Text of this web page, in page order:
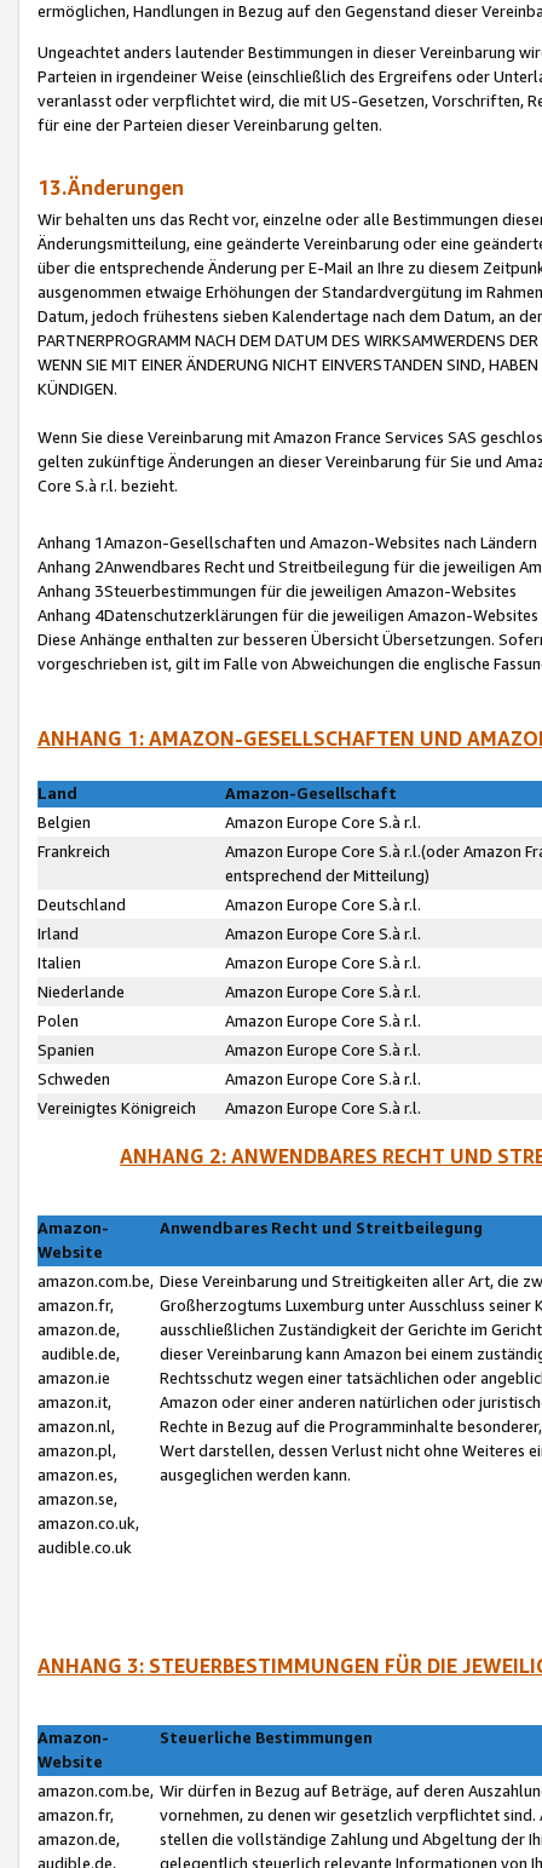
ermöglichen, Handlungen in Bezug auf den Gegenstand dieser
Ungeachtet anders lautender Bestimmungen in dieser Vereinbarung
Parteien in irgendeiner Weise (einschließlich des Ergreifens oder
veranlasst oder verpflichtet wird, die mit US-Gesetzen, Vorschriften,
für eine der Parteien dieser Vereinbarung gelten.
13.Änderungen
Wir behalten uns das Recht vor, einzelne oder alle Bestimmungen
Änderungsmitteilung, eine geänderte Vereinbarung oder eine
über die entsprechende Änderung per E-Mail an Ihre zu diesem
ausgenommen etwaige Erhöhungen der Standardvergütung im
Datum, jedoch frühestens sieben Kalendertage nach dem Datum, an
PARTNERPROGRAMM NACH DEM DATUM DES WIRKSAMWERDENS
WENN SIE MIT EINER ÄNDERUNG NICHT EINVERSTANDEN SIND,
KÜNDIGEN.
Wenn Sie diese Vereinbarung mit Amazon France Services SAS
gelten zukünftige Änderungen an dieser Vereinbarung für Sie und
Core S.à r.l. bezieht.
Anhang 1Amazon-Gesellschaften und Amazon-Websites nach Ländern
Anhang 2Anwendbares Recht und Streitbeilegung für die jeweiligen
Anhang 3Steuerbestimmungen für die jeweiligen Amazon-Websites
Anhang 4Datenschutzerklärungen für die jeweiligen Amazon-Websites
Diese Anhänge enthalten zur besseren Übersicht Übersetzungen.
vorgeschrieben ist, gilt im Falle von Abweichungen die englische
ANHANG 1: AMAZON-GESELLSCHAFTEN UND
Land
Amazon-Gesellschaft
Belgien
Amazon Europe Core S.à r.l.
Frankreich
Amazon Europe Core S.à r.l.(oder Amazon
entsprechend der Mitteilung)
Deutschland
Amazon Europe Core S.à r.l.
Irland
Amazon Europe Core S.à r.l.
Italien
Amazon Europe Core S.à r.l.
Niederlande
Amazon Europe Core S.à r.l.
Polen
Amazon Europe Core S.à r.l.
Spanien
Amazon Europe Core S.à r.l.
Schweden
Amazon Europe Core S.à r.l.
Vereinigtes Königreich
Amazon Europe Core S.à r.l.
ANHANG 2: ANWENDBARES RECHT UND
Amazon-
Website
Anwendbares Recht und Streitbeilegung
amazon.com.be,
amazon.fr,
amazon.de,
audible.de,
amazon.ie
amazon.it,
amazon.nl,
amazon.pl,
amazon.es,
amazon.se,
amazon.co.uk,
audible.co.uk
Diese Vereinbarung und Streitigkeiten aller Art, die
Großherzogtums Luxemburg unter Ausschluss
ausschließlichen Zuständigkeit der Gerichte im
dieser Vereinbarung kann Amazon bei einem
Rechtsschutz wegen einer tatsächlichen oder
Amazon oder einer anderen natürlichen oder
Rechte in Bezug auf die Programminhalte
Wert darstellen, dessen Verlust nicht ohne Weiteres
ausgeglichen werden kann.
ANHANG 3: STEUERBESTIMMUNGEN FÜR DIE
Amazon-
Website
Steuerliche Bestimmungen
amazon.com.be,
amazon.fr,
amazon.de,
audible.de,
Wir dürfen in Bezug auf Beträge, auf deren
vornehmen, zu denen wir gesetzlich verpflichtet
stellen die vollständige Zahlung und Abgeltung der
gelegentlich steuerlich relevante Informationen von